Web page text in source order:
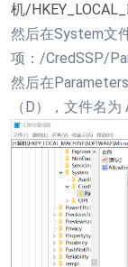
机/
然后在System文
项：/CredSSP/
然后在
（D），文件名